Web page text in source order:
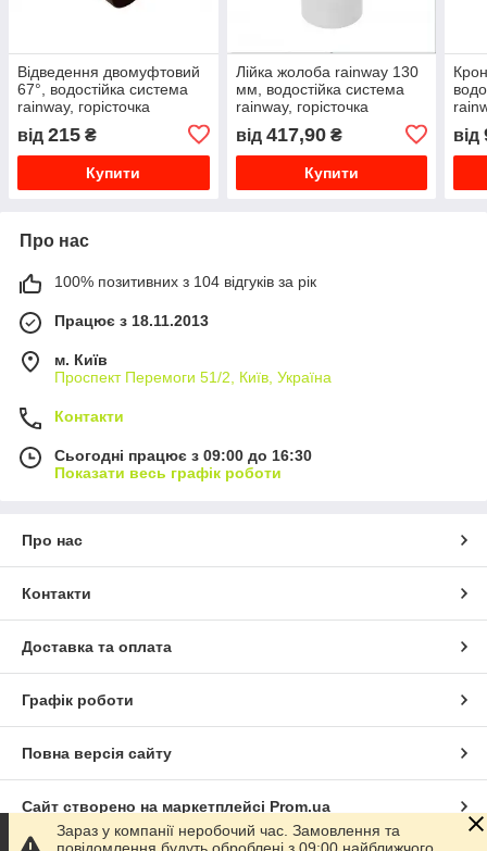
Відведення двомуфтовий
67°, водостійка система
rainway, горісточка
від 215 ₴
Купити
Лійка жолоба rainway 130
мм, водостійка система
rainway, горісточка
від 417,90₴
Купити
від
Про нас
100% позитивних з 104 відгуків за рік
Працює з 18.11.2013
м. Київ
Проспект Перемоги 51/2, Київ, Україна
Контакти
Сьогодні працює з 09:00 до 16:30
Показати весь графік роботи
Про нас
Контакти
Доставка та оплата
Графік роботи
Повна версія сайту
Сайт створено на маркетплейсі Prom.ua
Зараз у компанії неробочий час. Замовлення та